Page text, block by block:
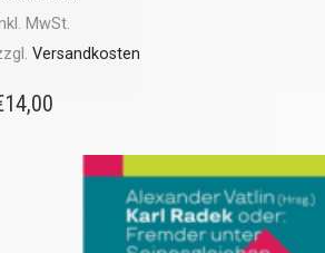
MwSt.
Versandkosten
14,00